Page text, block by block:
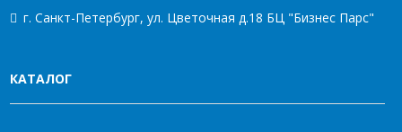
г. Санкт-Петербург, ул. Цветочная д.18 БЦ "Бизнес Парс"
КАТАЛОГ